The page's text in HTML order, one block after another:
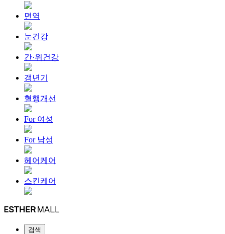
면역
눈건강
간·위건강
갱년기
혈행개선
For 여성
For 남성
헤어케어
스킨케어
검색